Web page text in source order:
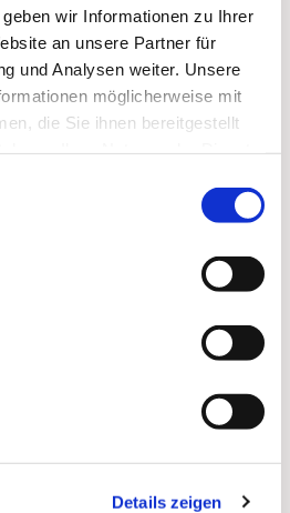
wir Informationen zu Ihrer
an unsere Partner für
und Analysen weiter. Unsere
möglicherweise mit
die Sie ihnen bereitgestellt
Details zeigen